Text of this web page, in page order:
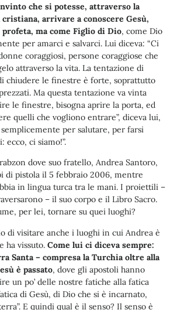
che si potesse, attraverso la
arrivare a conoscere Gesù,
ma come Figlio di Dio, come Dio
per amarci e salvarci. Lui diceva: “Ci
coraggiosi, persone coraggiose che
attraverso la vita. La tentazione di
chiudere le finestre è forte, soprattutto
Ma questa tentazione va vinta
le finestre, bisogna aprire la porta, ed
quelli che vogliono entrare”, diceva lui,
semplicemente per salutare, per farsi
ecco, ci siamo!”.
dove suo fratello, Andrea Santoro,
di pistola il 5 febbraio 2006, mentre
in lingua turca tra le mani. I proiettili –
– il suo corpo e il Libro Sacro.
per lei, tornare su quei luoghi?
di visitare anche i luoghi in cui Andrea è
ha vissuto. Come lui ci diceva sempre:
Santa – compresa la Turchia oltre alla
è passato, dove gli apostoli hanno
un po’ delle nostre fatiche alla fatica
di Gesù, di Dio che si è incarnato,
E quindi qual è il senso? Il senso è